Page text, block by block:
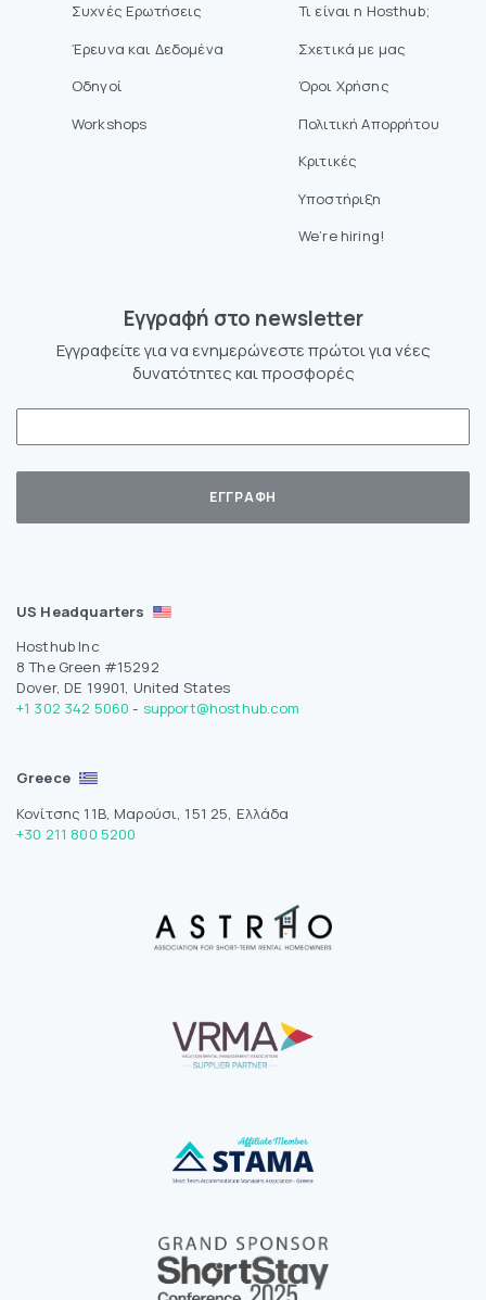
Συχνές Ερωτήσεις
Έρευνα και Δεδομένα
Οδηγοί
Workshops
Τι είναι η Hosthub;
Σχετικά με μας
Όροι Χρήσης
Πολιτική Απορρήτου
Κριτικές
Υποστήριξη
We’re hiring!
Eγγραφή στο newsletter
Εγγραφείτε για να ενημερώνεστε πρώτοι για νέες
δυνατότητες και προσφορές
US Headquarters
Hosthub Inc
8 The Green #15292
Dover, DE 19901, United States
+1 302 342 5060 - support@hosthub.com
Greece
Κονίτσης 11Β, Μαρούσι, 151 25, Ελλάδα
+30 211 800 5200